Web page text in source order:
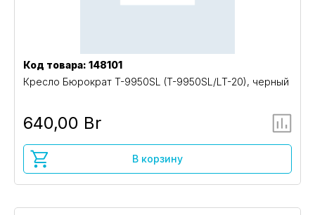
Код товара: 148101
Кресло Бюрократ T-9950SL (T-9950SL/LT-20), черный
640,00 Br
В корзину